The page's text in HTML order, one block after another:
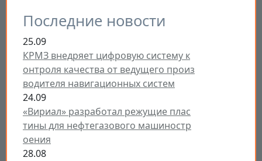
Последние новости
25.09
КРМЗ внедряет цифровую систему к
онтроля качества от ведущего произ
водителя навигационных систем
24.09
«Вириал» разработал режущие плас
тины для нефтегазового машиностр
оения
28.08